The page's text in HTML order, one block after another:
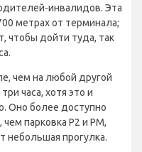
инвалидов. Эта
метрах от терминала;
чтобы дойти туда, так
чем на любой другой
часа, хотя это и
Оно более доступно
парковка P2 и PM,
небольшая прогулка.